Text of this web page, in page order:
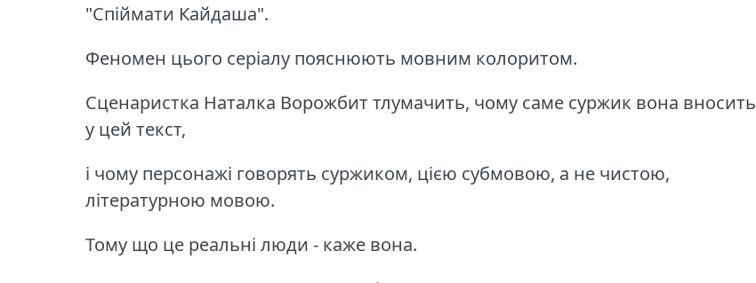
"Спіймати Кайдаша".
Феномен цього серіалу пояснюють мовним колоритом.
Сценаристка Наталка Ворожбит тлумачить, чому саме суржик вона вносить
у цей текст,
і чому персонажі говорять суржиком, цією субмовою, а не чистою,
літературною мовою.
Тому що це реальні люди - каже вона.